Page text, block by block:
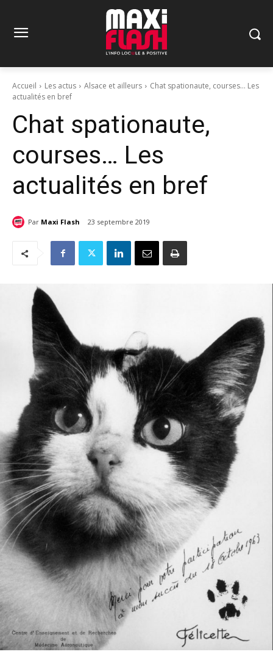
Accueil Les actus Alsace et ailleurs
Chat spationaute, courses... Les
actualités en bref
Chat spationaute,
courses… Les
actualités en bref
Par Maxi Flash 23 septembre 2019